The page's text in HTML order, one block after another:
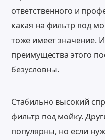
ответственного и
какая на фильтр под
тоже имеет значение.
преимущества этого
безусловны.
Стабильно высокий
фильтр под мойку.
популярны, но если